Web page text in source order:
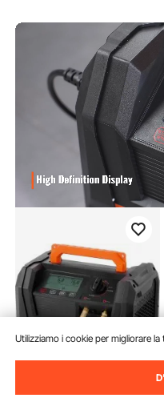
Utilizziamo i cookie per migliorare la